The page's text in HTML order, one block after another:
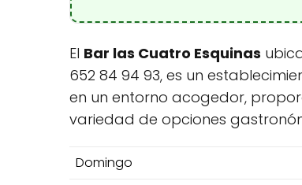
El Bar las Cuatro Esquinas
652 84 94 93, es un
en un entorno acogedor,
variedad de opciones
Domingo